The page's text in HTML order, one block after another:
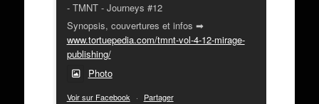
- TMNT - Journeys #12
Synopsis, couvertures et infos ➡
www.tortuepedia.com/tmnt-vol-4-12-mirage-
publishing/
Photo
Voir sur Facebook · Partager